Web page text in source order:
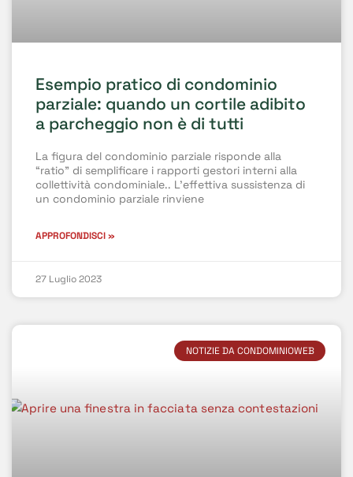
Esempio pratico di condominio
parziale: quando un cortile adibito
a parcheggio non è di tutti
La figura del condominio parziale risponde alla
“ratio” di semplificare i rapporti gestori interni alla
collettività condominiale.. L’effettiva sussistenza di
un condominio parziale rinviene
APPROFONDISCI »
27 Luglio 2023
NOTIZIE DA CONDOMINIOWEB